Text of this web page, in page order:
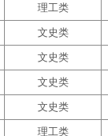
理工类
文史类
文史类
文史类
文史类
理工类